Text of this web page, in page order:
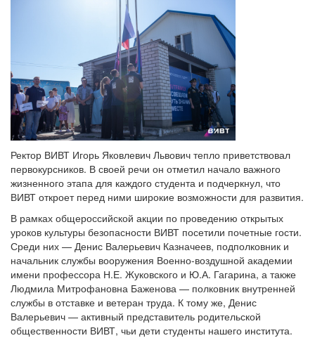
Ректор ВИВТ Игорь Яковлевич Львович тепло приветствовал
первокурсников. В своей речи он отметил начало важного
жизненного этапа для каждого студента и подчеркнул, что
ВИВТ откроет перед ними широкие возможности для развития.
В рамках общероссийской акции по проведению открытых
уроков культуры безопасности ВИВТ посетили почетные гости.
Среди них — Денис Валерьевич Казначеев, подполковник и
начальник службы вооружения Военно-воздушной академии
имени профессора Н.Е. Жуковского и Ю.А. Гагарина, а также
Людмила Митрофановна Баженова — полковник внутренней
службы в отставке и ветеран труда. К тому же, Денис
Валерьевич — активный представитель родительской
общественности ВИВТ, чьи дети студенты нашего института.